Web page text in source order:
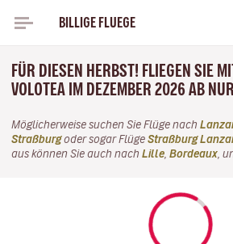
BILLIGE FLUEGE
FÜR DIESEN HERBST! FLIEGEN SIE
VOLOTEA IM DEZEMBER 2026 AB
Möglicherweise suchen Sie Flüge nach
Straßburgoder sogar Flüge Straßburg
aus können Sie auch nach Lille Bordeaux ,